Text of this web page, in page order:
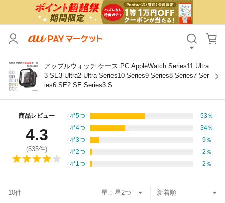
アップルウォッチ ケース PC AppleWatch Series11 Ultra
3 SE3 Ultra2 Ultra Series10 Series9 Series8 Series7 Ser
ies6 SE2 SE Series3 S
商品レビュー
4.3
(535件)
星5つ 53％
星4つ
34％
星3つ
9％
星2つ
2 ％
星1つ
2 ％
10件 星：
カテゴリ すべて
価格 すべて
支払い方法
その他の条件
送料無料
Pontaパス特典対象すべて